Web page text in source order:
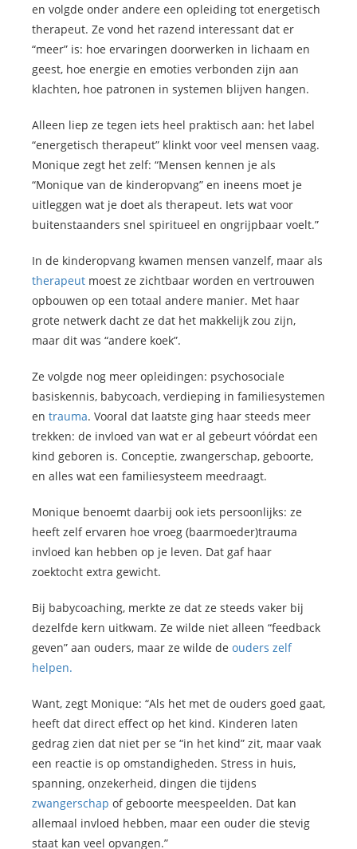
en volgde onder andere een opleiding tot energetisch
therapeut. Ze vond het razend interessant dat er
“meer” is: hoe ervaringen doorwerken in lichaam en
geest, hoe energie en emoties verbonden zijn aan
klachten, hoe patronen in systemen blijven hangen.
Alleen liep ze tegen iets heel praktisch aan: het label
“energetisch therapeut” klinkt voor veel mensen vaag.
Monique zegt het zelf: “Mensen kennen je als
“Monique van de kinderopvang” en ineens moet je
uitleggen wat je doet als therapeut. Iets wat voor
buitenstaanders snel spiritueel en ongrijpbaar voelt.”
In de kinderopvang kwamen mensen vanzelf, maar als
therapeut moest ze zichtbaar worden en vertrouwen
opbouwen op een totaal andere manier. Met haar
grote netwerk dacht ze dat het makkelijk zou zijn,
maar dit was “andere koek”.
Ze volgde nog meer opleidingen: psychosociale
basiskennis, babycoach, verdieping in familiesystemen
en trauma. Vooral dat laatste ging haar steeds meer
trekken: de invloed van wat er al gebeurt vóórdat een
kind geboren is. Conceptie, zwangerschap, geboorte,
en alles wat een familiesysteem meedraagt.
Monique benoemt daarbij ook iets persoonlijks: ze
heeft zelf ervaren hoe vroeg (baarmoeder)trauma
invloed kan hebben op je leven. Dat gaf haar
zoektocht extra gewicht.
Bij babycoaching, merkte ze dat ze steeds vaker bij
dezelfde kern uitkwam. Ze wilde niet alleen “feedback
geven” aan ouders, maar ze wilde de ouders zelf
helpen.
Want, zegt Monique: “Als het met de ouders goed gaat,
heeft dat direct effect op het kind. Kinderen laten
gedrag zien dat niet per se “in het kind” zit, maar vaak
een reactie is op omstandigheden. Stress in huis,
spanning, onzekerheid, dingen die tijdens
zwangerschap of geboorte meespeelden. Dat kan
allemaal invloed hebben, maar een ouder die stevig
staat kan veel opvangen.”